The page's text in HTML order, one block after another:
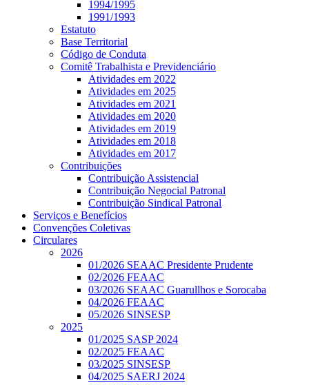
1994/1995
1991/1993
Estatuto
Base Territorial
Código de Conduta
Comitê Trabalhista e Previdenciário
Atividades em 2022
Atividades em 2025
Atividades em 2021
Atividades em 2020
Atividades em 2019
Atividades em 2018
Atividades em 2017
Contribuições
Contribuição Assistencial
Contribuição Negocial Patronal
Contribuição Sindical Patronal
Serviços e Benefícios
Convenções Coletivas
Circulares
2026
01/2026 SEAAC Presidente Prudente
02/2026 FEAAC
03/2026 SEAAC Guarullhos e Sorocaba
04/2026 FEAAC
05/2026 SINSESP
2025
01/2025 SASP 2024
02/2025 FEAAC
03/2025 SINSESP
04/2025 SAERJ 2024